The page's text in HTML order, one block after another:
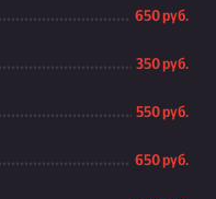
650 руб.
350 руб.
550 руб.
650 руб.